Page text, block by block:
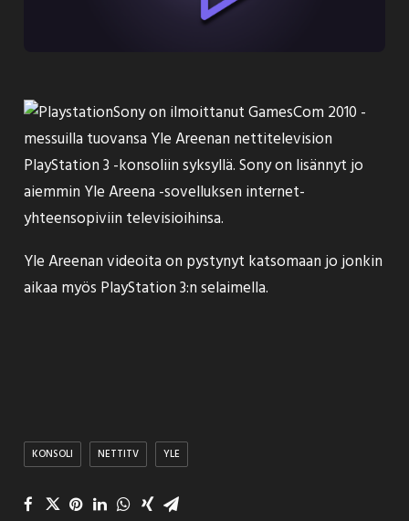
Sony on ilmoittanutGamesCom 2010 -
messuilla tuovansa Yle Areenan nettitelevision
PlayStation 3 -konsoliin syksyllä. Sony on lisännyt jo
aiemmin Yle Areena -sovelluksen internet-
yhteensopiviin televisioihinsa.
Yle Areenan videoita on pystynyt katsomaan jo jonkin
aikaa myös PlayStation 3:n selaimella.
KONSOLI NETTITV YLE